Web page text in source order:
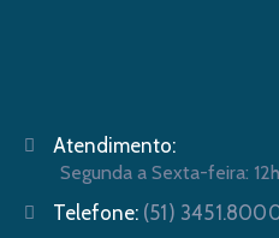
Atendimento:
Segunda a Sexta-feira:
Telefone: (51)